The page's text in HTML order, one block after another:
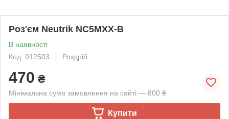
Роз'єм Neutrik NC5MXX-B
В наявності
Код: 012503
Роздріб
470 ₴
Мінімальна сума замовлення на сайті — 800 ₴
Купити